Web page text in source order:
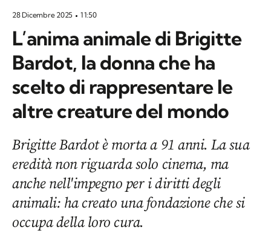
28 Dicembre 2025 11:50
L’anima animale di Brigitte
Bardot, la donna che ha
scelto di rappresentare le
altre creature del mondo
Brigitte Bardot è morta a 91 anni. La sua
eredità non riguarda solo cinema, ma
anche nell'impegno per i diritti degli
animali: ha creato una fondazione che si
occupa della loro cura.